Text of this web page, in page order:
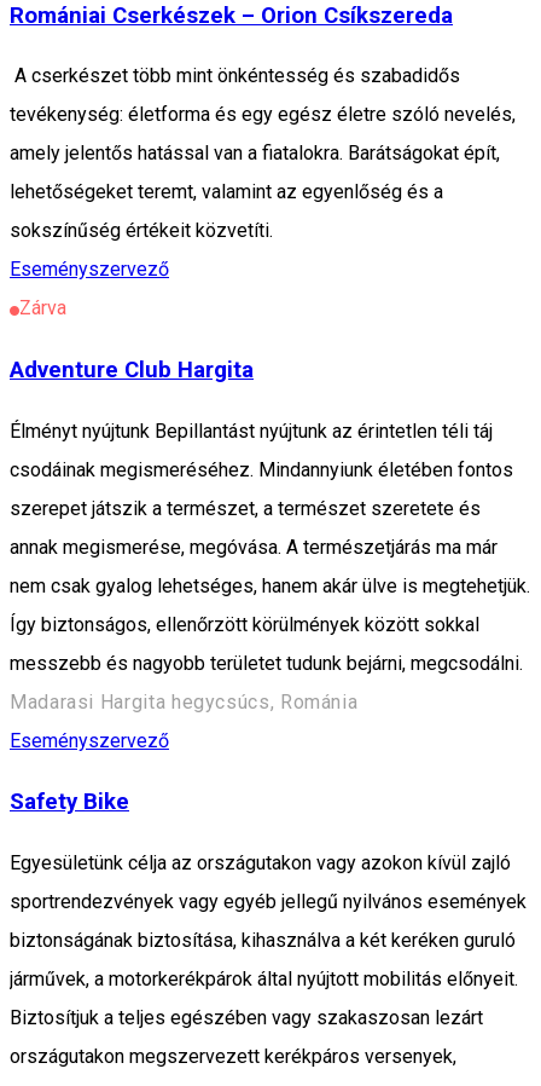
Romániai Cserkészek – Orion Csíkszereda
A cserkészet több mint önkéntesség és szabadidős
tevékenység: életforma és egy egész életre szóló nevelés,
amely jelentős hatással van a fiatalokra. Barátságokat épít,
lehetőségeket teremt, valamint az egyenlőség és a
sokszínűség értékeit közvetíti.
Eseményszervező
Zárva
Adventure Club Hargita
Élményt nyújtunk Bepillantást nyújtunk az érintetlen téli táj
csodáinak megismeréséhez. Mindannyiunk életében fontos
szerepet játszik a természet, a természet szeretete és
annak megismerése, megóvása. A természetjárás ma már
nem csak gyalog lehetséges, hanem akár ülve is megtehetjük.
Így biztonságos, ellenőrzött körülmények között sokkal
messzebb és nagyobb területet tudunk bejárni, megcsodálni.
Madarasi Hargita hegycsúcs, Románia
Eseményszervező
Safety Bike
Egyesületünk célja az országutakon vagy azokon kívül zajló
sportrendezvények vagy egyéb jellegű nyilvános események
biztonságának biztosítása, kihasználva a két keréken guruló
járművek, a motorkerékpárok által nyújtott mobilitás előnyeit.
Biztosítjuk a teljes egészében vagy szakaszosan lezárt
országutakon megszervezett kerékpáros versenyek,